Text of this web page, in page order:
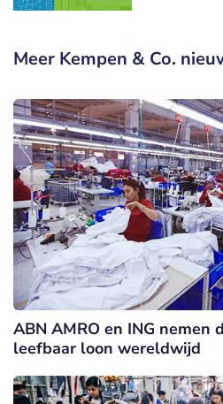
Meer Kempen & Co.
ABN AMRO en ING nemen
leefbaar loon wereldwijd